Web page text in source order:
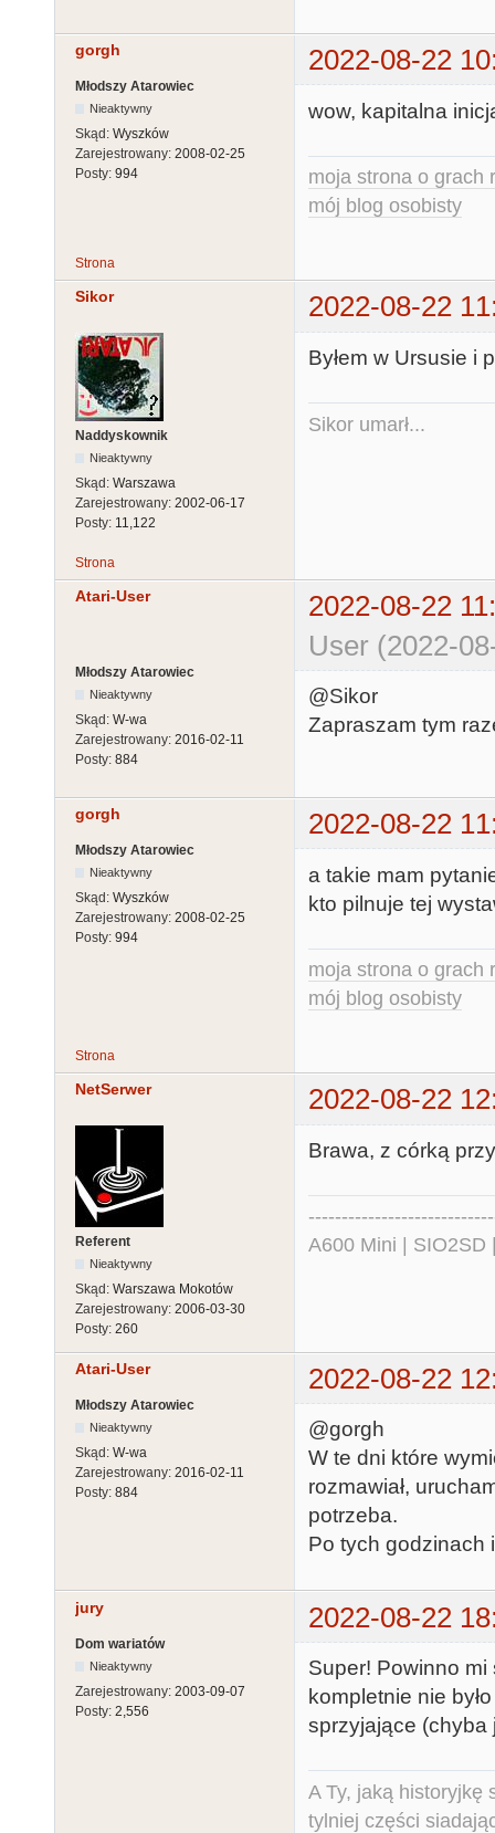
gorgh 2022-08-22
Młodszy Atarowiec
Nieaktywny
Skąd: Wyszków
Zarejestrowany: 2008-02-25
Posty: 994
wow, kapitalna
moja strona o grach
mój blog osobisty
Strona
Sikor 2022-08-22
Naddyskownik
Nieaktywny
Skąd: Warszawa
Zarejestrowany: 2002-06-17
Posty: 11,122
Byłem w Ursusie i
Sikor umarł...
Strona
Atari-User
2022-08-22
User (2022-
Młodszy Atarowiec
Nieaktywny
Skąd: W-wa
Zarejestrowany: 2016-02-11
Posty: 884
@Sikor
Zapraszam tym
gorgh 2022-08-22
Młodszy Atarowiec
Nieaktywny
Skąd: Wyszków
Zarejestrowany: 2008-02-25
Posty: 994
a takie mam
kto pilnuje tej
moja strona o grach
mój blog osobisty
Strona
NetSerwer 2022-08-22
Referent
Nieaktywny
Skąd: Warszawa Mokotów
Zarejestrowany: 2006-03-30
Posty: 260
Brawa, z córką
A600 Mini | SIO2SD
Atari-User 2022-08-22
Młodszy Atarowiec
Nieaktywny
Skąd: W-wa
Zarejestrowany: 2016-02-11
Posty: 884
@gorgh
W te dni które
rozmawiał,
potrzeba.
Po tych godzinach
jury 2022-08-22
Dom wariatów
Nieaktywny
Zarejestrowany: 2003-09-07
Posty: 2,556
Super! Powinno
kompletnie nie
sprzyjające (chyba
A Ty, jaką historyjkę
tylniej części